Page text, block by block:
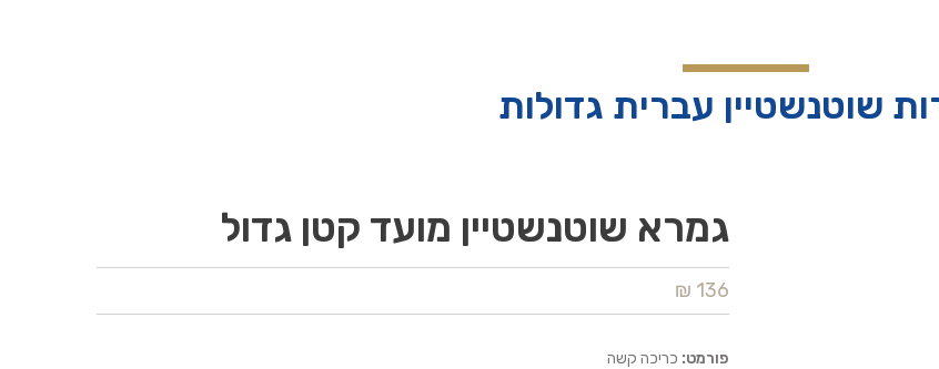
שוטנשטיין עברית גדולות
גמרא שוטנשטיין מועד קטן גדול
136 ₪
פורמט: כריכה קשה